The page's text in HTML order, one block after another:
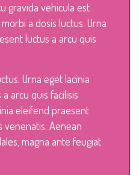
gravida vehicula est
a dosis luctus. Urna
luctus a arcu quis
Urna eget lacinia
arcu quis facilisis
eleifend praesent
venenatis. Aenean
magna ante feugiat